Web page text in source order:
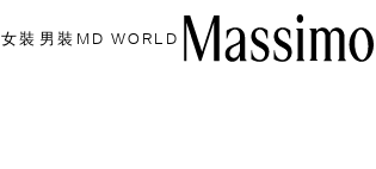
女裝 男裝 MD WORLD